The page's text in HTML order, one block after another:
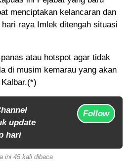
menciptakan kelancaran dan
raya Imlek ditengah situasi
atau hotspot agar tidak
di musim kemarau yang akan
update
hari
Follow
ini 45 kali dibaca